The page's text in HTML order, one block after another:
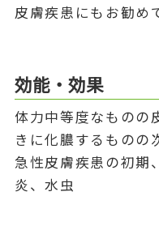
皮膚疾患にもお勧め
効能・効果
体力中等度なものの
きに化膿するものの
急性皮膚疾患の初期
炎、水虫